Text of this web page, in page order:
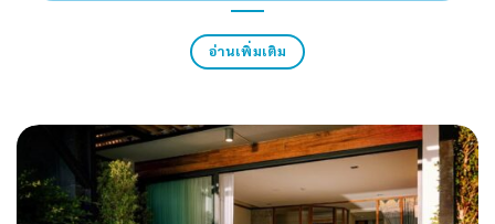
อ่านเพิ่มเติม